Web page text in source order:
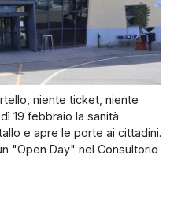
niente ticket, niente
19 febbraio la sanità
e apre le porte ai cittadini.
"Open Day" nel Consultorio